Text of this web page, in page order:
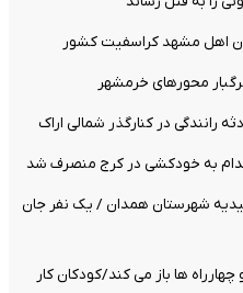
اهل مشهد کراسفیت کشور
شهرستان همدان / یک نفر جان
ها باز می کند/کودکان کار